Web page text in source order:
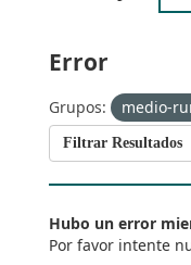
Error
Grupos: medio-
Filtrar Resultados
Hubo un error
Por favor intente